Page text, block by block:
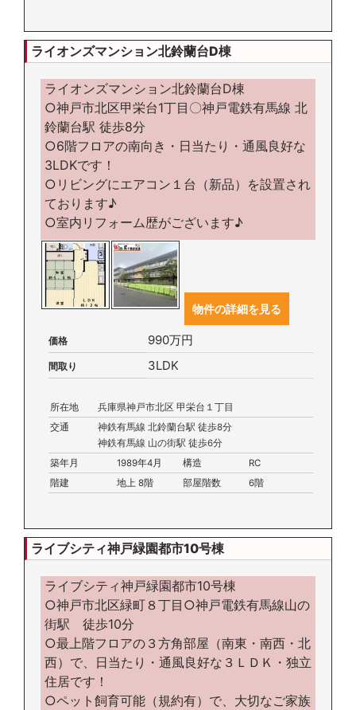
ライオンズマンション北鈴蘭台D棟
ライオンズマンション北鈴蘭台D棟
○神戸市北区甲栄台1丁目〇神戸電鉄有馬線 北
鈴蘭台駅 徒歩8分
○6階フロアの南向き・日当たり・通風良好な
3LDKです！
○リビングにエアコン１台（新品）を設置され
ております♪
○室内リフォーム歴がございます♪
物件の詳細を見る
価格 990万円
間取り 3LDK
所在地
兵庫県神戸市北区 甲栄台１丁目
交通
神鉄有馬線 北鈴蘭台駅 徒歩8分
神鉄有馬線 山の街駅 徒歩6分
築年月
1989年4月 構造
RC
階建
地上 8階 部屋階数 6階
ライブシティ神戸緑園都市10号棟
ライブシティ神戸緑園都市10号棟
○神戸市北区緑町８丁目○神戸電鉄有馬線山の
街駅 徒歩10分
○最上階フロアの３方角部屋（南東・南西・北
西）で、日当たり・通風良好な３ＬＤＫ・独立
住居です！
○ペット飼育可能（規約有）で、大切なご家族